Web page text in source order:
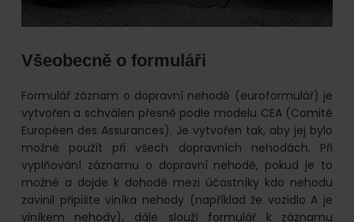
Všeobecně o formuláři
Formulář záznam o dopravní nehodě (euroformulář) je
vytvořen a schválen přesně podle modelu CEA (Comité
Européen des Assurances). Je vytvořen tak, aby jej bylo
možné použít při všech dopravních nehodách. Při
vyplňování záznamu o dopravní nehodě, pokud je to
možné a dojde k dohodě mezi účastníky kdo nehodu
zavinil připište viníka nehody (například že vozidlo A je
viníkem nehody), dále slouží formulář k záznamu